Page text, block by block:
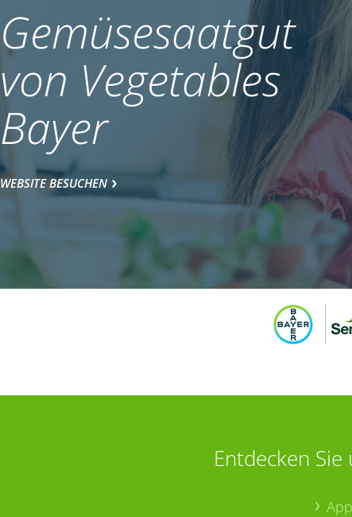
Gemüsesaatgut
von Vegetables
Bayer
WEBSITE BESUCHEN
Entdecken